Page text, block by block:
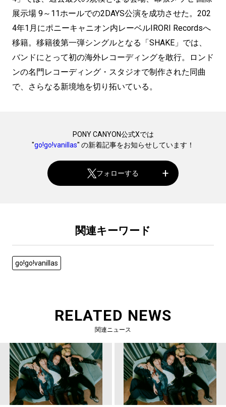
展示場 9～11ホールでの2DAYS公演を成功させた。202
4年1月にポニーキャニオン内レーベルIRORI Recordsへ
移籍。移籍後第一弾シングルとなる「SHAKE」では、
バンドにとって初の海外レコーディングを敢行。ロンド
ンの名門レコーディング・スタジオで制作された同曲
で、さらなる新境地を切り拓いている。
PONY CANYON公式Xでは
"go!go!vanillas" の新着記事をお知らせしています！
フォローする
関連キーワード
go!go!vanillas
RELATED NEWS
関連ニュース